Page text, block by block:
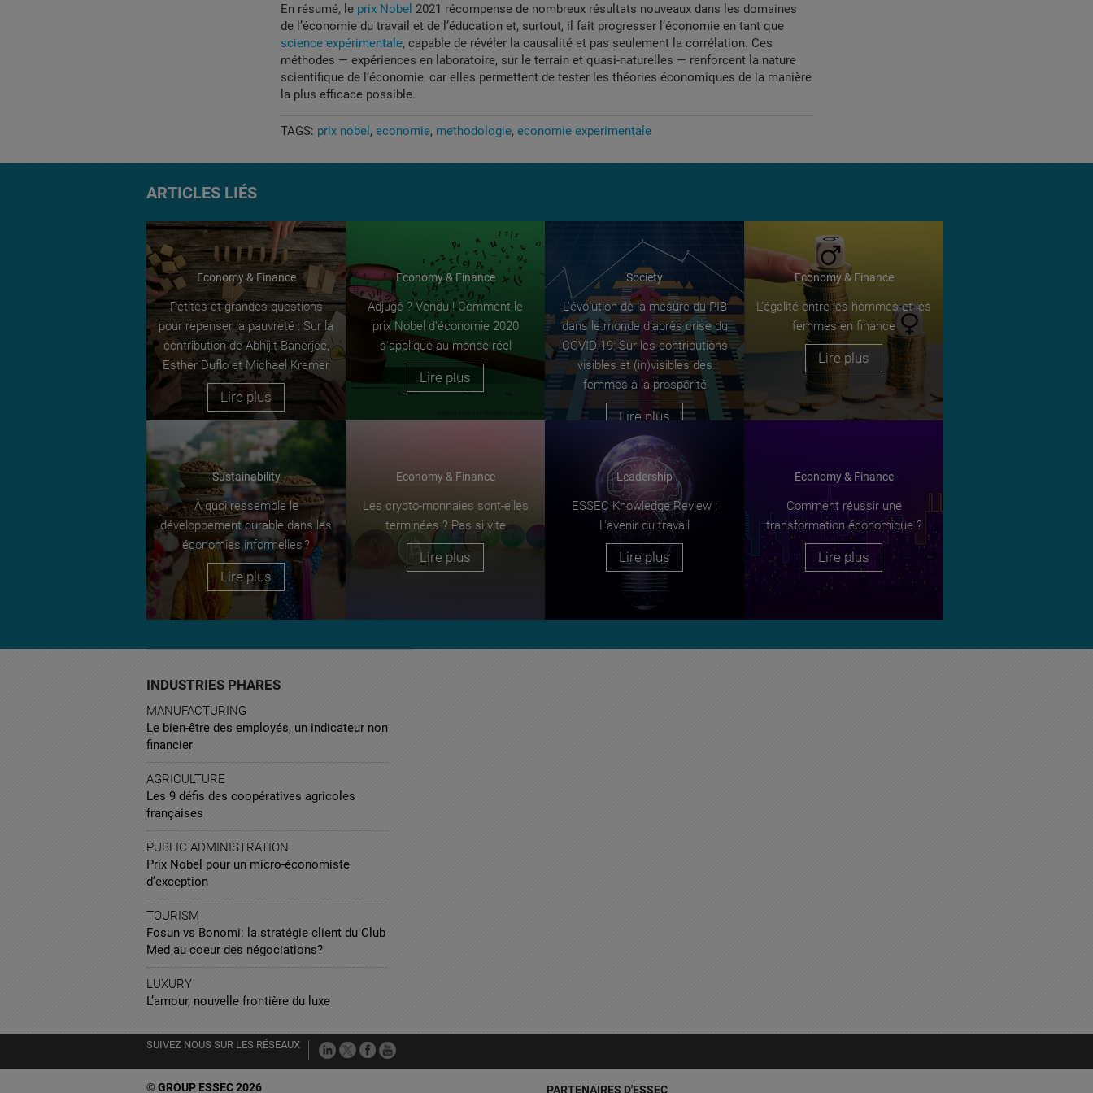
En résumé, le prix Nobel 2021 récompense de nombreux résultats nouveaux dans les domaines
de l’économie du travail et de l’éducation et, surtout, il fait progresser l’économie en tant que
science expérimentale, capable de révéler la causalité et pas seulement la corrélation. Ces
méthodes — expériences en laboratoire, sur le terrain et quasi-naturelles — renforcent la nature
scientifique de l’économie, car elles permettent de tester les théories économiques de la manière
la plus efficace possible.
TAGS: prix nobel economie methodologie economie experimentale
ARTICLES LIÉS
Economy & Finance
Petites et grandes questions
pour repenser la pauvreté : Sur la
contribution de Abhijit Banerjee,
Esther Duflo et Michael Kremer
Lire plus
Economy & Finance
Adjugé ? Vendu ! Comment le
prix Nobel d'économie 2020
s'applique au monde réel
Lire plus
Society
L'évolution de la mesure du PIB
dans le monde d’après crise du
COVID-19: Sur les contributions
visibles et (in)visibles des
femmes à la prospérité
Lire plus
Economy & Finance
L’égalité entre les hommes et les
femmes en finance
Lire plus
Sustainability
À quoi ressemble le
développement durable dans les
économies informelles ?
Lire plus
Economy & Finance
Les crypto-monnaies sont-elles
terminées ? Pas si vite
Lire plus
Leadership
ESSEC Knowledge Review :
L'avenir du travail
Lire plus
Economy & Finance
Comment réussir une
transformation économique ?
Lire plus
INDUSTRIES PHARES
MANUFACTURING
Le bien-être des employés, un indicateur non
financier
AGRICULTURE
Les 9 défis des coopératives agricoles
françaises
PUBLIC ADMINISTRATION
Prix Nobel pour un micro-économiste
d’exception
TOURISM
Fosun vs Bonomi: la stratégie client du Club
Med au coeur des négociations?
LUXURY
L’amour, nouvelle frontière du luxe
SUIVEZ NOUS SUR LES RÉSEAUX
©GROUP ESSEC 2026 PARTENAIRES D'ESSEC